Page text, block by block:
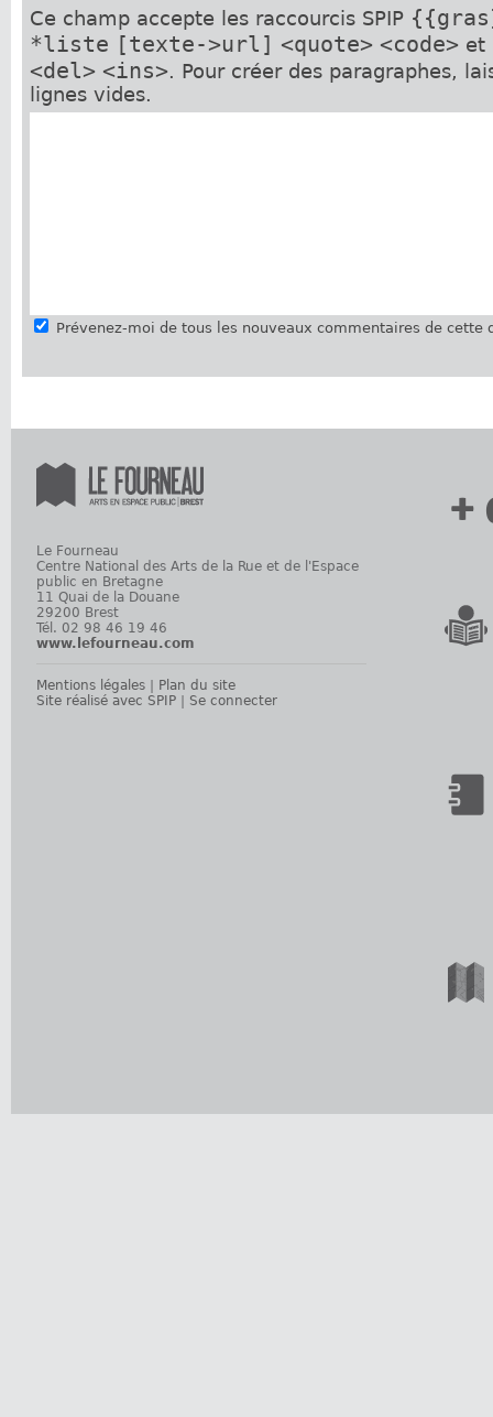
Ce champ accepte les raccourcis SPIP
*liste [texte->url] <quote> <code>et
<del> <ins>. Pour créer des paragraphes,
lignes vides.
Prévenez-moi de tous les nouveaux commentaires de cette
Le Fourneau
Centre National des Arts de la Rue et de l'Espace
public en Bretagne
11 Quai de la Douane
29200 Brest
Tél. 02 98 46 19 46
www.lefourneau.com
Mentions légales
Plan du site
Site réalisé avec SPIP
Se connecter
+